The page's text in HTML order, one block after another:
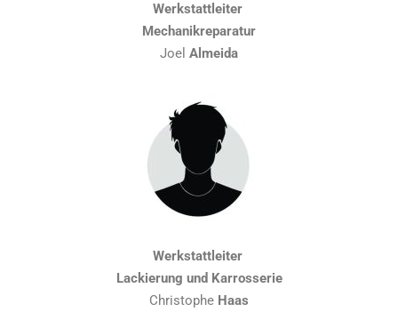
Werkstattleiter
Mechanikreparatur
Joel Almeida
Werkstattleiter
Lackierung und Karrosserie
Christophe Haas